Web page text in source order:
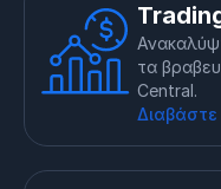
τα
Central.